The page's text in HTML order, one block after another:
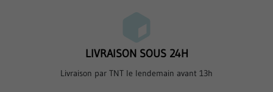
LIVRAISON SOUS 24H
Livraison par TNT le lendemain avant 13h